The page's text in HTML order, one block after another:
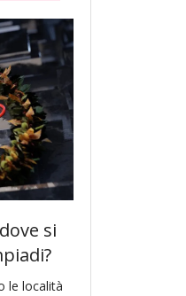
si
le località